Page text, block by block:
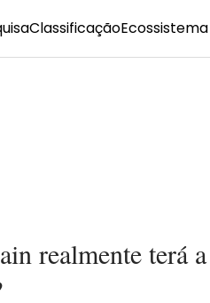
ClassificaçãoEcossistema
realmente terá a